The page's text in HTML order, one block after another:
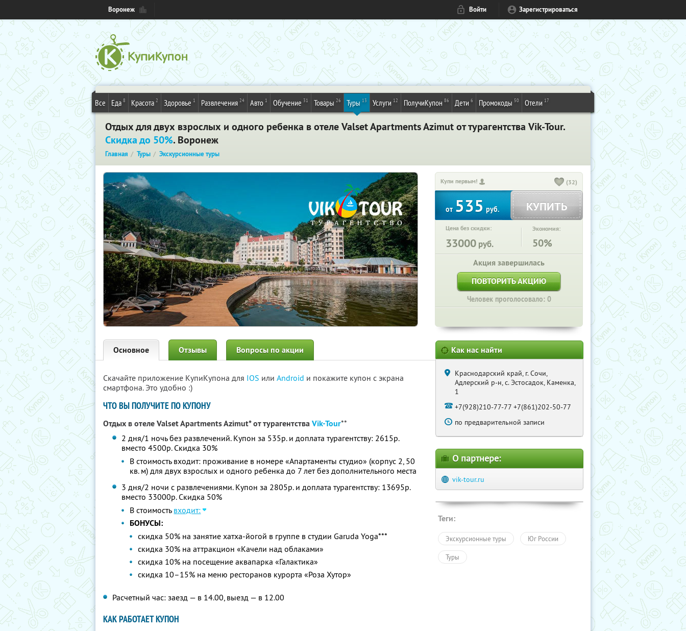
Воронеж Войти Зарегистрироваться
Все Еда 8 Красота 2 Здоровье 1 Развлечения 24 Авто 1 Обучение 31 Товары 26 Туры 13 Услуги 12 ПолучиКупон 86 Дети 6 Промокоды 50 Отели 17
Отдых для двух взрослых и одного ребенка в отеле Valset Apartments Azimut от турагентства Vik-Tour.
Скидка до 50%. Воронеж
Главная Туры Экскурсионные туры
Купи первым! (32)
от535руб. КУПИТЬ
Цена без скидки:
33000 руб.
Экономия:
50%
Акция завершилась
ПОВТОРИТЬ АКЦИЮ
Человек проголосовало: 0
Основное Отзывы Вопросы по акции
Скачайте приложение КупиКупона для IOS или Android и покажите купон с экрана
смартфона. Это удобно :)
ЧТО ВЫ ПОЛУЧИТЕ ПО КУПОНУ
Отдых в отеле Valset Apartments Azimut* от турагентстваVik-Tour**
2 дня/1 ночь без развлечений. Купон за 535р. и доплата турагентству: 2615р.
вместо 4500р. Скидка 30%
В стоимость входит: проживание в номере «Апартаменты студио» (корпус 2, 50
кв. м) для двух взрослых и одного ребенка до 7 лет без дополнительного места
3 дня/2 ночи с развлечениями. Купон за 2805р. и доплата турагентству: 13695р.
вместо 33000р. Скидка 50%
В стоимость входит:
БОНУСЫ:
скидка 50% на занятие хатха-йогой в группе в студии Garuda Yoga***
скидка 30% на аттракцион «Качели над облаками»
скидка 10% на посещение аквапарка «Галактика»
скидка 10–15% на меню ресторанов курорта «Роза Хутор»
Расчетный час: заезд — в 14.00, выезд — в 12.00
КАК РАБОТАЕТ КУПОН
Как нас найти
Краснодарский край, г. Сочи,
Адлерский р-н, с. Эстосадок, Каменка,
1
+7(928)210-77-77 +7(861)202-50-77
по предварительной записи
О партнере:
vik-tour.ru
Теги:
Экскурсионные туры Юг России
Туры